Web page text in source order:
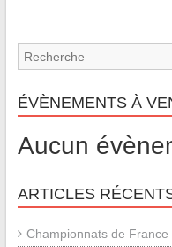
ÉVÈNEMENTS À
Aucun
ARTICLES
Championnats de